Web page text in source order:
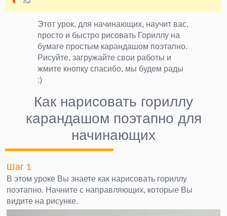
Этот урок, для начинающих, научит вас,
просто и быстро рисовать Гориллу на
бумаге простым карандашом поэтапно.
Рисуйте, загружайте свои работы и
жмите кнопку спасибо, мы будем рады
:)
Как нарисовать гориллу
карандашом поэтапно для
начинающих
Шаг 1
В этом уроке Вы знаете как нарисовать гориллу
поэтапно. Начните с направляющих, которые Вы
видите на рисунке.